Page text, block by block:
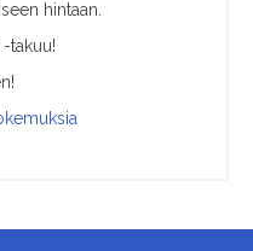
hintaan.
takuu!